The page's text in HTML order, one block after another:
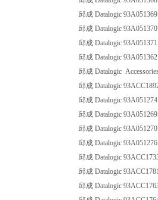
邱成 Datalogic
邱成 Datalogic
邱成 Datalogic
邱成 Datalogic
邱成 Datalogic
邱成 Datalogic
邱成 Datalogic
邱成 Datalogic
邱成 Datalogic
邱成 Datalogic
邱成 Datalogic
邱成 Datalogic
邱成 Datalogic